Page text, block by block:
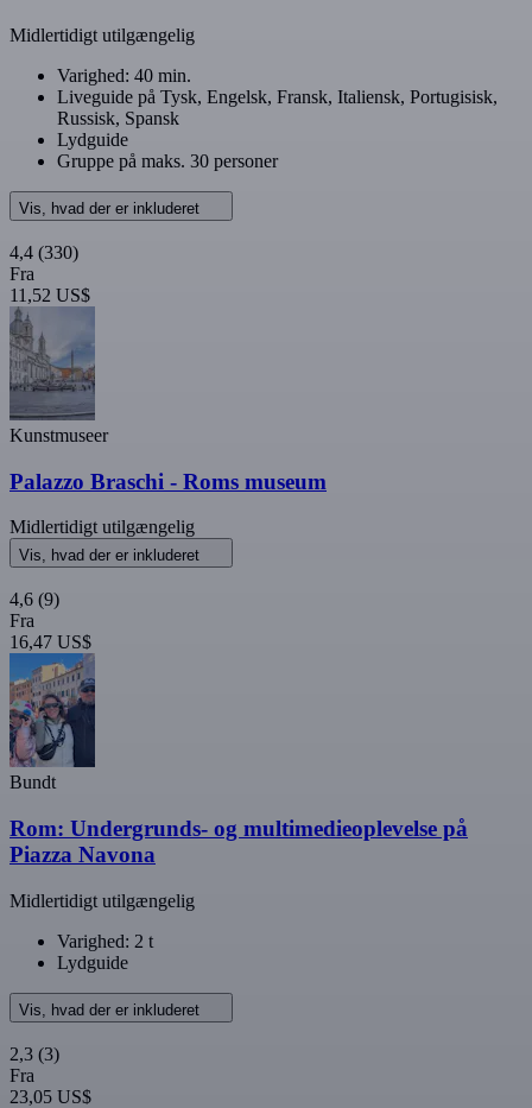
Midlertidigt utilgængelig
Varighed: 40 min.
Liveguide på Tysk, Engelsk, Fransk, Italiensk, Portugisisk,
Russisk, Spansk
Lydguide
Gruppe på maks. 30 personer
Vis, hvad der er inkluderet
4,4 (330)
Fra
11,52 US$
Kunstmuseer
Palazzo Braschi - Roms museum
Midlertidigt utilgængelig
Vis, hvad der er inkluderet
4,6 (9)
Fra
16,47 US$
Bundt
Rom: Undergrunds- og multimedieoplevelse på
Piazza Navona
Midlertidigt utilgængelig
Varighed: 2 t
Lydguide
Vis, hvad der er inkluderet
2,3 (3)
Fra
23,05 US$